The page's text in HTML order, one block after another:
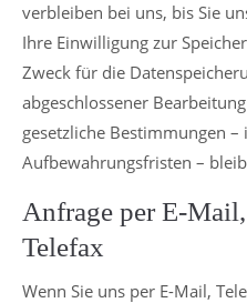
verbleiben bei uns, bis Sie
Ihre Einwilligung zur
Zweck für die
abgeschlossener
gesetzliche Bestimmungen –
Aufbewahrungsfristen –
Anfrage per E-
Telefax
Wenn Sie uns per E-Mail,